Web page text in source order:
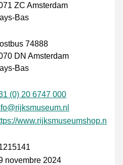
ZC Amsterdam
Bas
74888
DN Amsterdam
Bas
(0) 20 6747 000
www.rijksmuseumshop.nl/
novembre 2024